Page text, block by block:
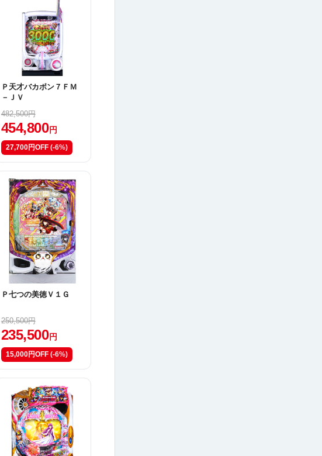
Ｐ天才バカボン７ＦＭ
－ＪＶ
482,500円
454,800 円
27,700円OFF (-6%)
Ｐ七つの美徳Ｖ１Ｇ
250,500円
235,500 円
15,000円OFF (-6%)